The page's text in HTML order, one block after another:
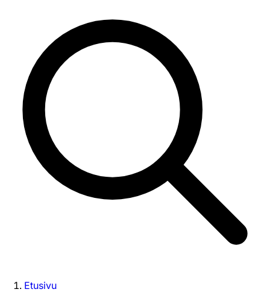
Etusivu